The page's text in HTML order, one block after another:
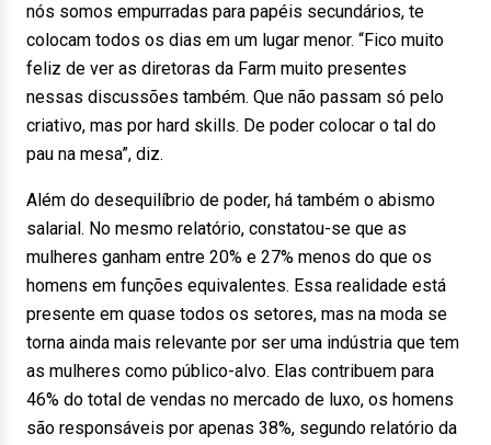
nós somos empurradas para papéis secundários, te
colocam todos os dias em um lugar menor. “Fico muito
feliz de ver as diretoras da Farm muito presentes
nessas discussões também. Que não passam só pelo
criativo, mas por hard skills. De poder colocar o tal do
pau na mesa”, diz.
Além do desequilíbrio de poder, há também o abismo
salarial. No mesmo relatório, constatou-se que as
mulheres ganham entre 20% e 27% menos do que os
homens em funções equivalentes. Essa realidade está
presente em quase todos os setores, mas na moda se
torna ainda mais relevante por ser uma indústria que tem
as mulheres como público-alvo. Elas contribuem para
46% do total de vendas no mercado de luxo, os homens
são responsáveis por apenas 38%, segundo relatório da